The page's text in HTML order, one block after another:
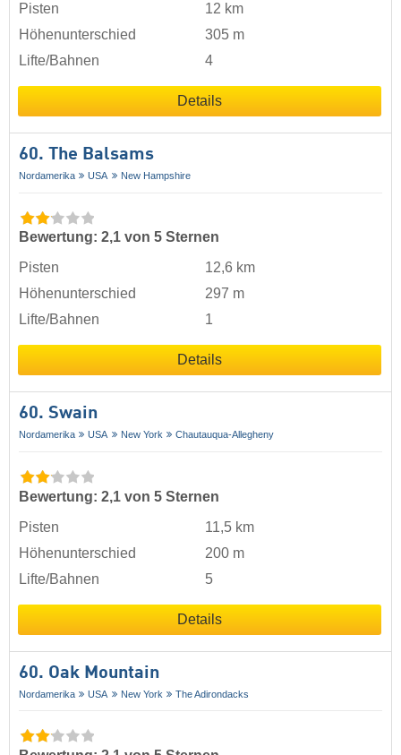
Pisten
12 km
Höhenunterschied
305 m
Lifte/Bahnen
4
Details
60. The Balsams
Nordamerika USA New Hampshire
Bewertung: 2,1 von 5 Sternen
Pisten
12,6 km
Höhenunterschied
297 m
Lifte/Bahnen
1
Details
60. Swain
Nordamerika USA New York Chautauqua-Allegheny
Bewertung: 2,1 von 5 Sternen
Pisten
11,5 km
Höhenunterschied
200 m
Lifte/Bahnen
5
Details
60. Oak Mountain
Nordamerika USA New York The Adirondacks